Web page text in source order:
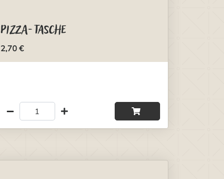
Pizza-Tasche
2,70 €